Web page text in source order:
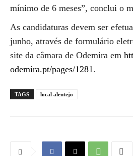
mínimo de 6 meses”, conclui o
As candidaturas devem ser
junho, através de formulário
site da câmara de Odemira em
odemira.pt/pages/1281.
TAGS local alentejo